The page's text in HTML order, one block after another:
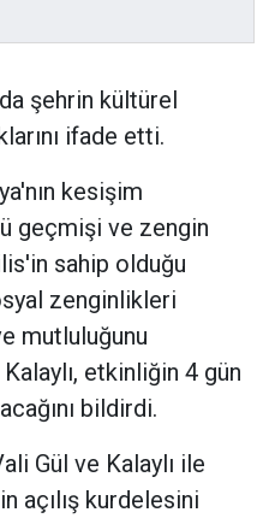
şehrin kültürel
ifade etti.
kesişim
geçmişi ve zengin
sahip olduğu
zenginlikleri
mutluluğunu
etkinliğin 4 gün
bildirdi.
Gül ve Kalaylı ile
açılış kurdelesini